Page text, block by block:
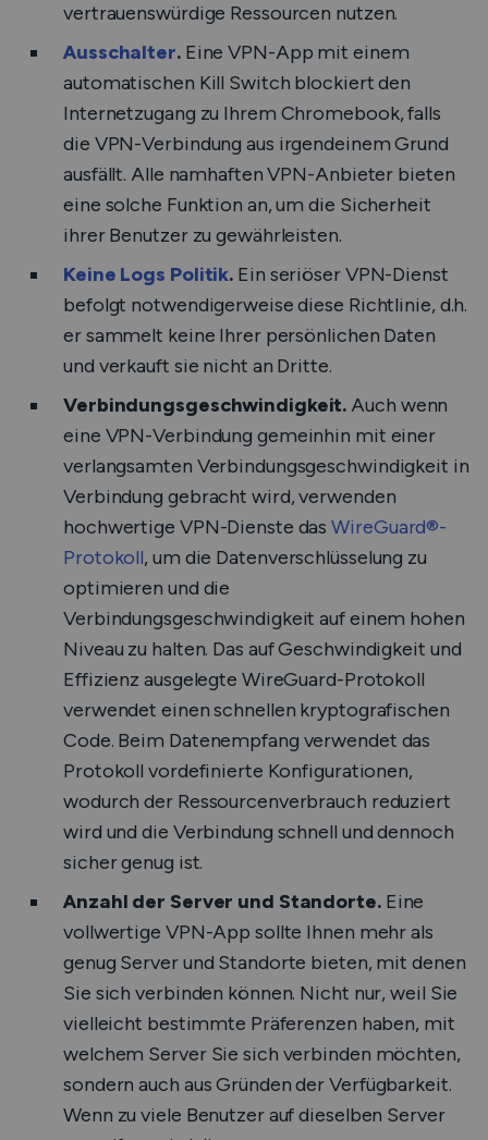
vertrauenswürdige Ressourcen nutzen.
Ausschalter. Eine VPN-App mit einem
automatischen Kill Switch blockiert den
Internetzugang zu Ihrem Chromebook, falls
die VPN-Verbindung aus irgendeinem Grund
ausfällt. Alle namhaften VPN-Anbieter bieten
eine solche Funktion an, um die Sicherheit
ihrer Benutzer zu gewährleisten.
Keine Logs Politik. Ein seriöser VPN-Dienst
befolgt notwendigerweise diese Richtlinie, d.h.
er sammelt keine Ihrer persönlichen Daten
und verkauft sie nicht an Dritte.
Verbindungsgeschwindigkeit.Auch wenn
eine VPN-Verbindung gemeinhin mit einer
verlangsamten Verbindungsgeschwindigkeit in
Verbindung gebracht wird, verwenden
hochwertige VPN-Dienste dasWireGuard®-
Protokoll, um die Datenverschlüsselung zu
optimieren und die
Verbindungsgeschwindigkeit auf einem hohen
Niveau zu halten. Das auf Geschwindigkeit und
Effizienz ausgelegte WireGuard-Protokoll
verwendet einen schnellen kryptografischen
Code. Beim Datenempfang verwendet das
Protokoll vordefinierte Konfigurationen,
wodurch der Ressourcenverbrauch reduziert
wird und die Verbindung schnell und dennoch
sicher genug ist.
Anzahl der Server und Standorte. Eine
vollwertige VPN-App sollte Ihnen mehr als
genug Server und Standorte bieten, mit denen
Sie sich verbinden können. Nicht nur, weil Sie
vielleicht bestimmte Präferenzen haben, mit
welchem Server Sie sich verbinden möchten,
sondern auch aus Gründen der Verfügbarkeit.
Wenn zu viele Benutzer auf dieselben Server